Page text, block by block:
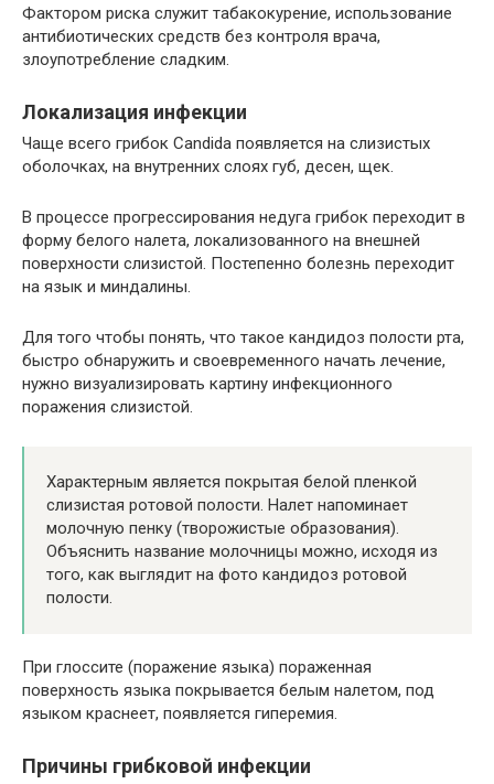
Фактором риска служит табакокурение, использование
антибиотических средств без контроля врача,
злоупотребление сладким.
Локализация инфекции
Чаще всего грибок Candida появляется на слизистых
оболочках, на внутренних слоях губ, десен, щек.
В процессе прогрессирования недуга грибок переходит в
форму белого налета, локализованного на внешней
поверхности слизистой. Постепенно болезнь переходит
на язык и миндалины.
Для того чтобы понять, что такое кандидоз полости рта,
быстро обнаружить и своевременного начать лечение,
нужно визуализировать картину инфекционного
поражения слизистой.
Характерным является покрытая белой пленкой
слизистая ротовой полости. Налет напоминает
молочную пенку (творожистые образования).
Объяснить название молочницы можно, исходя из
того, как выглядит на фото кандидоз ротовой
полости.
При глоссите (поражение языка) пораженная
поверхность языка покрывается белым налетом, под
языком краснеет, появляется гиперемия.
Причины грибковой инфекции